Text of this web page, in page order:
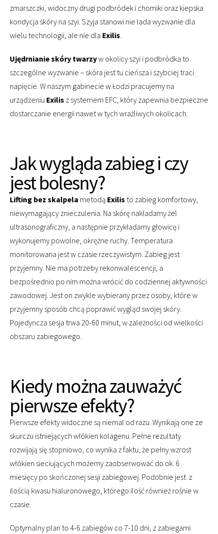
zmarszczki, widoczny drugi podbródek i chomiki oraz kiepska
kondycja skóry na szyi. Szyja stanowi nie lada wyzwanie dla
wielu technologii, ale nie dla Exilis
Ujędrnianie skóry twarzyw okolicy szyi i podbródka to
szczególne wyzwanie – skóra jest tu cieńsza i szybciej traci
napięcie. W naszym gabinecie w Łodzi pracujemy na
urządzeniu Exilis z systemem EFC, który zapewnia bezpieczne
dostarczanie energii nawet w tych wrażliwych okolicach.
Jak wygląda zabieg i czy
jest bolesny?
Lifting bez skalpela metodą Exilis to zabieg komfortowy,
niewymagający znieczulenia. Na skórę nakładamy żel
ultrasonograficzny, a następnie przykładamy głowicę i
wykonujemy powolne, okrężne ruchy. Temperatura
monitorowana jest w czasie rzeczywistym. Zabieg jest
przyjemny. Nie ma potrzeby rekonwalescencji, a
bezpośrednio po nim można wrócić do codziennej aktywności
zawodowej. Jest on zwykle wybierany przez osoby, które w
przyjemny sposób chcą poprawić wygląd swojej skóry.
Pojedyncza sesja trwa 20-60 minut, w zależności od wielkości
obszaru zabiegowego.
Kiedy można zauważyć
pierwsze efekty?
Pierwsze efekty widoczne są niemal od razu. Wynikają one ze
skurczu istniejących włókien kolagenu. Pełne rezultaty
rozwijają się stopniowo, co wynika z faktu, że pełny wzrost
włókien sieciujących możemy zaobserwować do ok. 6
miesięcy po skończonej sesji zabiegowej. Podobnie jest z
ilością kwasu hialuronowego, którego ilość również rośnie w
czasie.
Optymalny plan to 4-6 zabiegów co 7-10 dni, z zabiegami